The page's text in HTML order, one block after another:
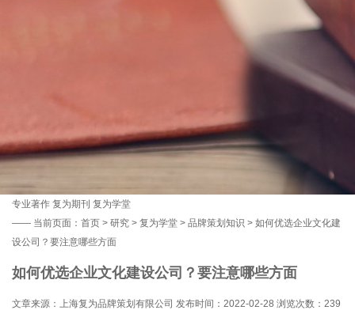
专业著作 复为期刊 复为学堂
—— 当前页面： 首页 > 研究 > 复为学堂 > 品牌策划知识 > 如何优选企业文化建
设公司？要注意哪些方面
如何优选企业文化建设公司？要注意哪些方面
文章来源：上海复为品牌策划有限公司 发布时间：2022-02-28 浏览次数： 239